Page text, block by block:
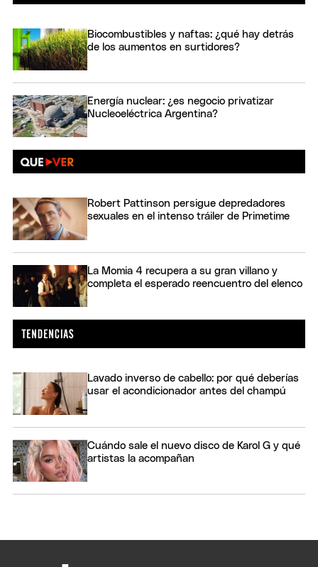
Biocombustibles y naftas: ¿qué hay detrás
de los aumentos en surtidores?
Energía nuclear: ¿es negocio privatizar
Nucleoeléctrica Argentina?
Robert Pattinson persigue depredadores
sexuales en el intenso tráiler de Primetime
La Momia 4 recupera a su gran villano y
completa el esperado reencuentro del elenco
Lavado inverso de cabello: por qué deberías
usar el acondicionador antes del champú
Cuándo sale el nuevo disco de Karol G y qué
artistas la acompañan